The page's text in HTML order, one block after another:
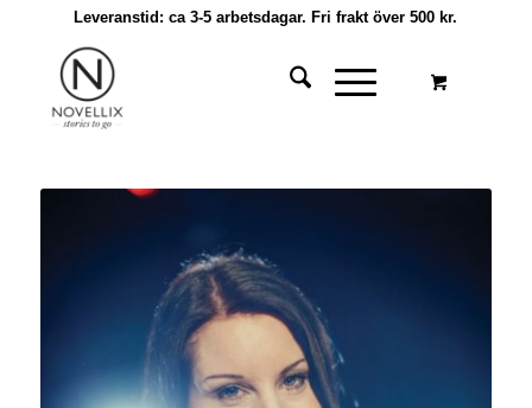
Leveranstid: ca 3-5 arbetsdagar. Fri frakt över 500 kr.